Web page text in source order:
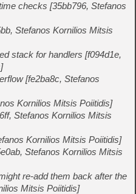
checks [35bb796, Stefanos
Stefanos Kornilios Mitsis
stack for handlers [f094d1e,
[fe2ba8c, Stefanos
Kornilios Mitsis Poiitidis]
Stefanos Kornilios Mitsis
Kornilios Mitsis Poiitidis]
Stefanos Kornilios Mitsis
re-add them back after the
Mitsis Poiitidis]